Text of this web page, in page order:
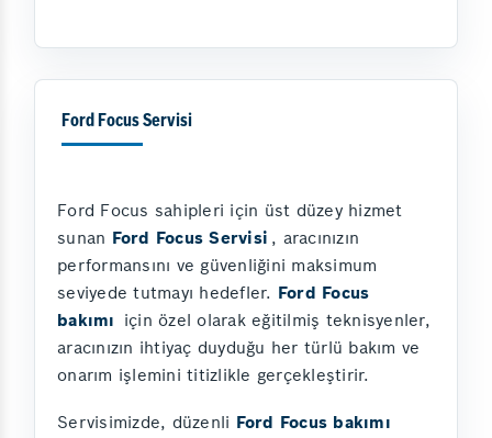
Ford Focus Servisi
Ford Focus sahipleri için üst düzey hizmet
sunan Ford Focus Servisi , aracınızın
performansını ve güvenliğini maksimum
seviyede tutmayı hedefler. Ford Focus
bakımı için özel olarak eğitilmiş teknisyenler,
aracınızın ihtiyaç duyduğu her türlü bakım ve
onarım işlemini titizlikle gerçekleştirir.
Servisimizde, düzenli Ford Focus bakımı